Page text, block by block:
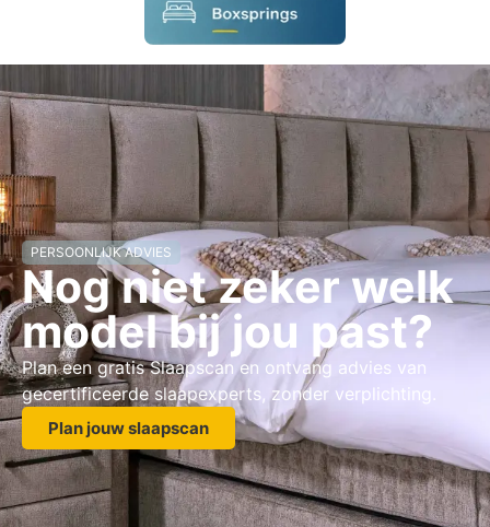
PERSOONLIJK ADVIES
Nog niet zeker welk
model bij jou past?
Plan een gratis Slaapscan en ontvang advies van
gecertificeerde slaapexperts, zonder verplichting.
Plan jouw slaapscan